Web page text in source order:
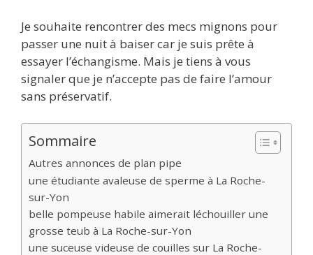
Je souhaite rencontrer des mecs mignons pour
passer une nuit à baiser car je suis prête à
essayer l’échangisme. Mais je tiens à vous
signaler que je n’accepte pas de faire l’amour
sans préservatif.
Sommaire
Autres annonces de plan pipe
une étudiante avaleuse de sperme à La Roche-
sur-Yon
belle pompeuse habile aimerait léchouiller une
grosse teub à La Roche-sur-Yon
une suceuse videuse de couilles sur La Roche-